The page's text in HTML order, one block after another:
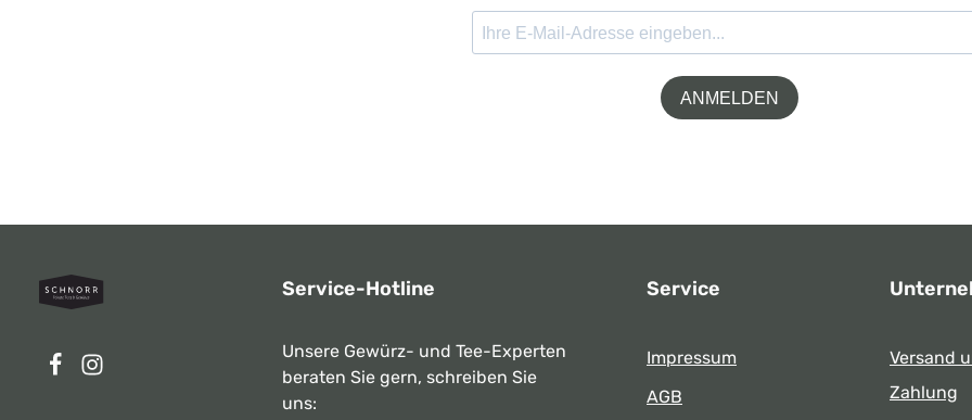
ANMELDEN
Service-Hotline
Unsere Gewürz- und Tee-Experten
beraten Sie gern, schreiben Sie
uns:
Service
Impressum
AGB
Versand
Zahlung